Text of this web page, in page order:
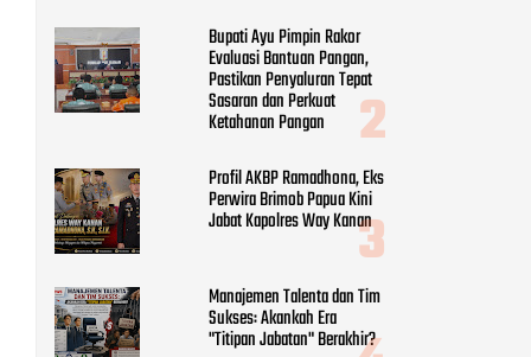
Bupati Ayu Pimpin Rakor
Evaluasi Bantuan Pangan,
Pastikan Penyaluran Tepat
Sasaran dan Perkuat
Ketahanan Pangan
Profil AKBP Ramadhona, Eks
Perwira Brimob Papua Kini
Jabat Kapolres Way Kanan
Manajemen Talenta dan Tim
Sukses: Akankah Era
"Titipan Jabatan" Berakhir?